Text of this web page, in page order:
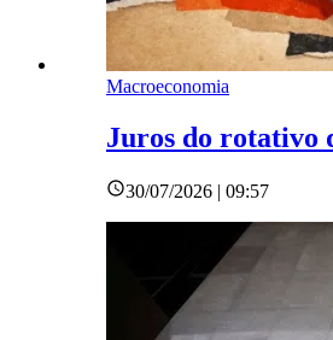
Macroeconomia
Juros do rotativo
30/07/2026 | 09:57